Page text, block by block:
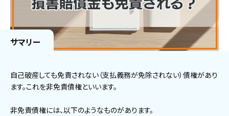
サマリー
自己破産しても免責されない（支払義務が免除されない）債権があり
ます。これを非免責債権といいます。
非免責債権には、以下のようなものがあります。